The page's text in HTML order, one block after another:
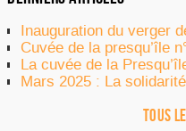
Inauguration du verger
Cuvée de la presqu’île
La cuvée de la
Mars 2025 : La
TOUS